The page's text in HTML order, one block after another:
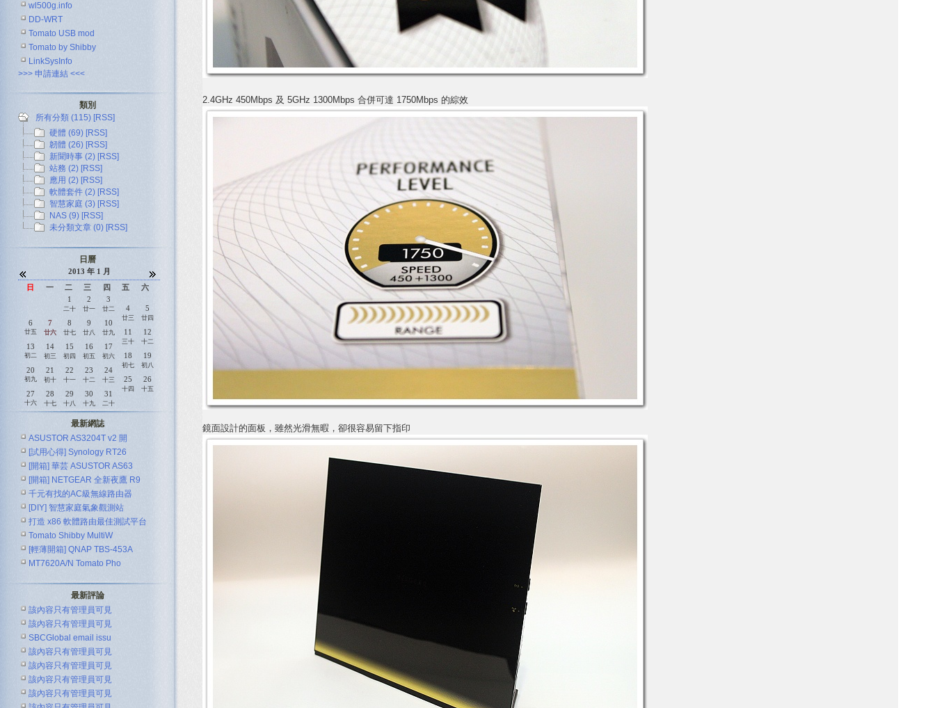
2.4GHz 450Mbps 及 5GHz 1300Mbps 合併可達 1750Mbps 的綜效
鏡面設計的面板，雖然光滑無暇，卻很容易留下指印
wl500g.info
DD-WRT
Tomato USB mod
Tomato by Shibby
LinkSysInfo
>>> 申請連結 <<<
類別
所有分類 (115) [RSS]
硬體 (69) [RSS]
韌體 (26) [RSS]
新聞時事 (2) [RSS]
站務 (2) [RSS]
應用 (2) [RSS]
軟體套件 (2) [RSS]
智慧家庭 (3) [RSS]
NAS (9) [RSS]
未分類文章 (0) [RSS]
日曆
2013 年 1 月
日
一 二 三 四 五
六
1
二十
2
廿一
3
廿二 4
廿三
5
廿四
6
廿五
7
廿六
8
廿七
9
廿八
10
廿九 11
三十
12
十二
13
初二
14
初三
15
初四
16
初五
17
初六 18
初七
19
初八
20
初九
21
初十
22
十一
23
十二
24
十三 25
十四
26
十五
27
十六
28
十七
29
十八
30
十九
31
二十
最新網誌
ASUSTOR AS3204T v2 開
[試用心得] Synology RT26
[開箱] 華芸 ASUSTOR AS63
[開箱] NETGEAR 全新夜鷹 R9
千元有找的AC級無線路由器
ASUS R
[DIY] 智慧家庭氣象觀測站
打造 x86 軟體路由最佳測試平台
Tomato Shibby MultiW
[輕薄開箱] QNAP TBS-453A
MT7620A/N Tomato Pho
最新評論
該內容只有管理員可見
該內容只有管理員可見
SBCGlobal email issu
該內容只有管理員可見
該內容只有管理員可見
該內容只有管理員可見
該內容只有管理員可見